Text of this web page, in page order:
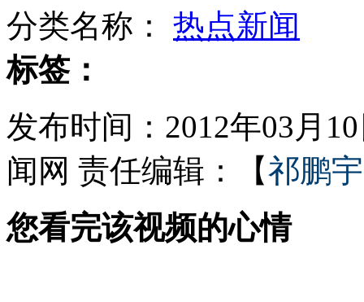
林丹透露今年将办婚礼
山西运城恶犬咬伤多人 警民合力深夜将其击毙
女孩北京地铁殴打老人 痛下狠手拳打脚踢
分类名称： 热点新闻
标签：
发布时间：2012年03月
闻网 责任编辑：【祁鹏宇
您看完该视频的心情